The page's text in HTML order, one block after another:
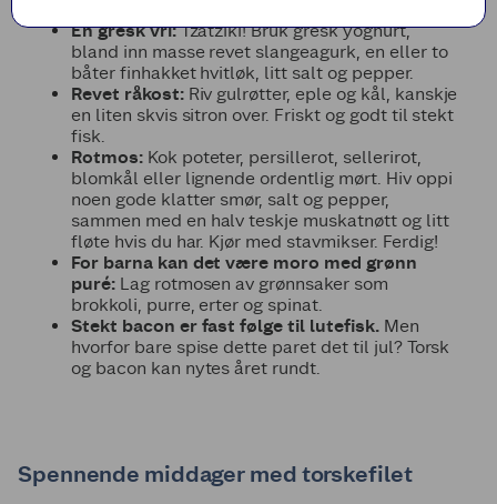
En gresk vri:Tzatziki! Bruk gresk yoghurt,
bland inn masse revet slangeagurk, en eller to
båter finhakket hvitløk, litt salt og pepper.
Revet råkost:Riv gulrøtter, eple og kål, kanskje
en liten skvis sitron over. Friskt og godt til stekt
fisk.
Rotmos:Kok poteter, persillerot, sellerirot,
blomkål eller lignende ordentlig mørt. Hiv oppi
noen gode klatter smør, salt og pepper,
sammen med en halv teskje muskatnøtt og litt
fløte hvis du har. Kjør med stavmikser. Ferdig!
For barna kan det være moro med grønn
puré:Lag rotmosen av grønnsaker som
brokkoli, purre, erter og spinat.
Stekt bacon er fast følge til lutefisk.Men
hvorfor bare spise dette paret det til jul? Torsk
og bacon kan nytes året rundt.
Spennende middager med torskefilet